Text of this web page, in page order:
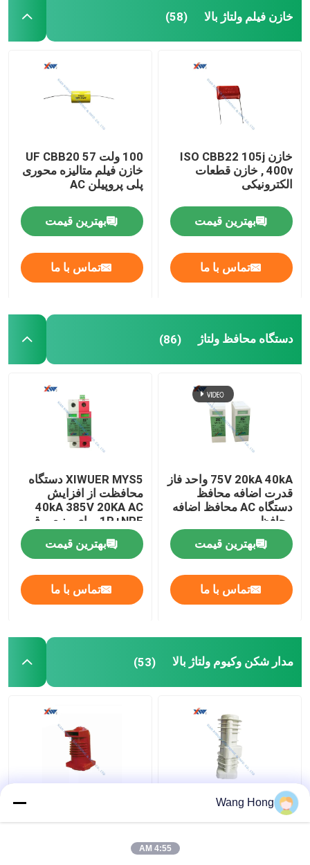
خازن فیلم ولتاژ بالا (58)
خازن ISO CBB22 105j
400v , خازن قطعات
الکترونیکی
بهترین قیمت
تماس با ما
100 ولت 57 UF CBB20
خازن فیلم متالیزه محوری
پلی پروپیلن AC
بهترین قیمت
تماس با ما
دستگاه محافظ ولتاژ (86)
75V 20kA 40kA واحد فاز
قدرت اضافه محافظ
دستگاه AC محافظ اضافه
محافظ
بهترین قیمت
تماس با ما
XIWUER MYS5 دستگاه
محافظت از افزایش
40kA 385V 20KA AC
1P+NPE برای منبع برق
380V
بهترین قیمت
تماس با ما
مدار شکن وکیوم ولتاژ بالا (53)
ترانسفورماتور ولتاژ قطع
کننده مدار خلاء ولتاژ بالا
Wang Hong
4:55 AM